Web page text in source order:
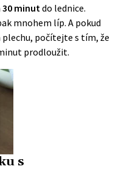
30 minut do lednice.
mnohem líp. A pokud
počítejte s tím, že
prodloužit.
s